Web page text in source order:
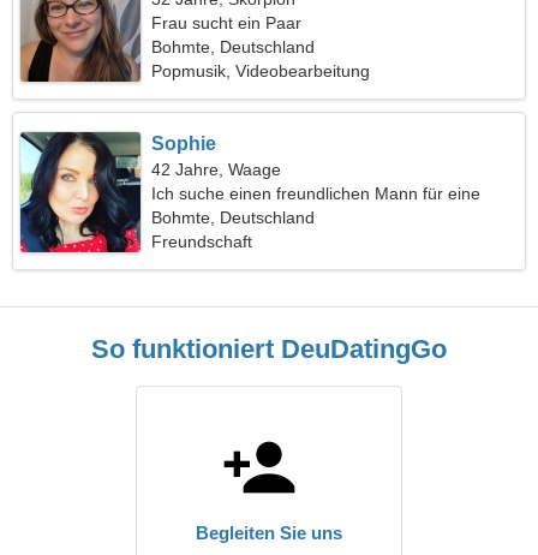
Frau sucht ein Paar
Bohmte, Deutschland
Popmusik, Videobearbeitung
Sophie
42 Jahre, Waage
Ich suche einen freundlichen Mann für eine
gemeinsame Reise
Bohmte, Deutschland
Freundschaft
So funktioniert DeuDatingGo
Begleiten Sie uns